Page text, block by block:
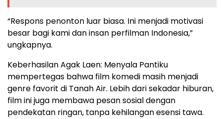
“Respons penonton luar biasa. Ini menjadi motivasi
besar bagi kami dan insan perfilman Indonesia,”
ungkapnya.
Keberhasilan Agak Laen: Menyala Pantiku
mempertegas bahwa film komedi masih menjadi
genre favorit di Tanah Air. Lebih dari sekadar hiburan,
film ini juga membawa pesan sosial dengan
pendekatan ringan, tanpa kehilangan esensi tawa.